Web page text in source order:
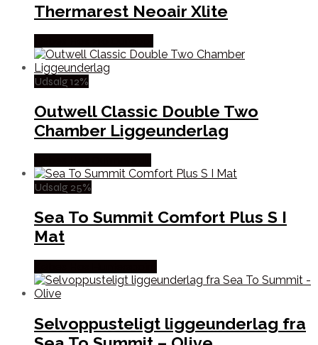
Thermarest Neoair Xlite
Udsalg 12%
Outwell Classic Double Two
Chamber Liggeunderlag
Udsalg 25%
Sea To Summit Comfort Plus S I
Mat
Selvoppusteligt liggeunderlag fra